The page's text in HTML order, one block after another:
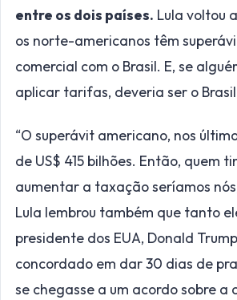
entre os dois países. Lula voltou
os norte-americanos têm
comercial com o Brasil. E, se
aplicar tarifas, deveria ser o
“O superávit americano, nos
de US$ 415 bilhões. Então, quem
aumentar a taxação seríamos
Lula lembrou também que tanto
presidente dos EUA, Donald
concordado em dar 30 dias de
se chegasse a um acordo sobre a